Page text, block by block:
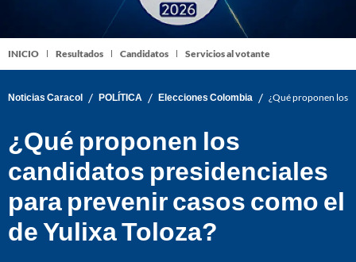
INICIO Resultados Candidatos Servicios al votante
Noticias Caracol / POLÍTICA / Elecciones Colombia / ¿Qué proponen los
¿Qué proponen los
candidatos presidenciales
para prevenir casos como el
de Yulixa Toloza?